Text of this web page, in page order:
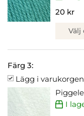
20 kr
Välj
Färg 3:
Lägg i varukorgen
I